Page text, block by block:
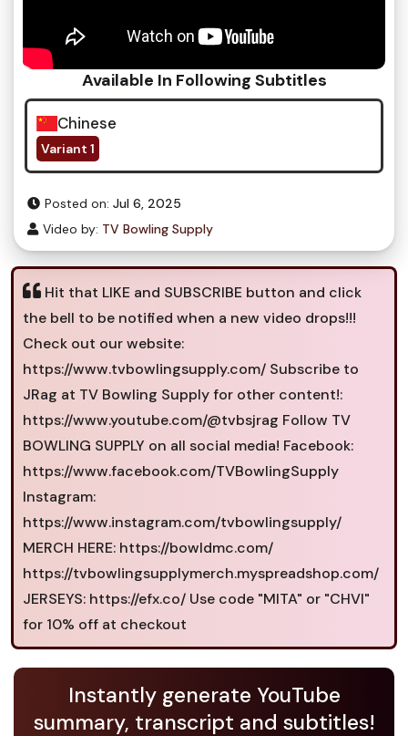
Available In Following Subtitles
Chinese
Variant 1
Posted on: Jul 6, 2025
Video by: TV Bowling Supply
Hit that LIKE and SUBSCRIBE button and click
the bell to be notified when a new video drops!!!
Check out our website:
https://www.tvbowlingsupply.com/ Subscribe to
JRag at TV Bowling Supply for other content!:
https://www.youtube.com/@tvbsjrag Follow TV
BOWLING SUPPLY on all social media! Facebook:
https://www.facebook.com/TVBowlingSupply
Instagram:
https://www.instagram.com/tvbowlingsupply/
MERCH HERE: https://bowldmc.com/
https://tvbowlingsupplymerch.myspreadshop.com/
JERSEYS: https://efx.co/ Use code "MITA" or "CHVI"
for 10% off at checkout
Instantly generate YouTube
summary, transcript and subtitles!